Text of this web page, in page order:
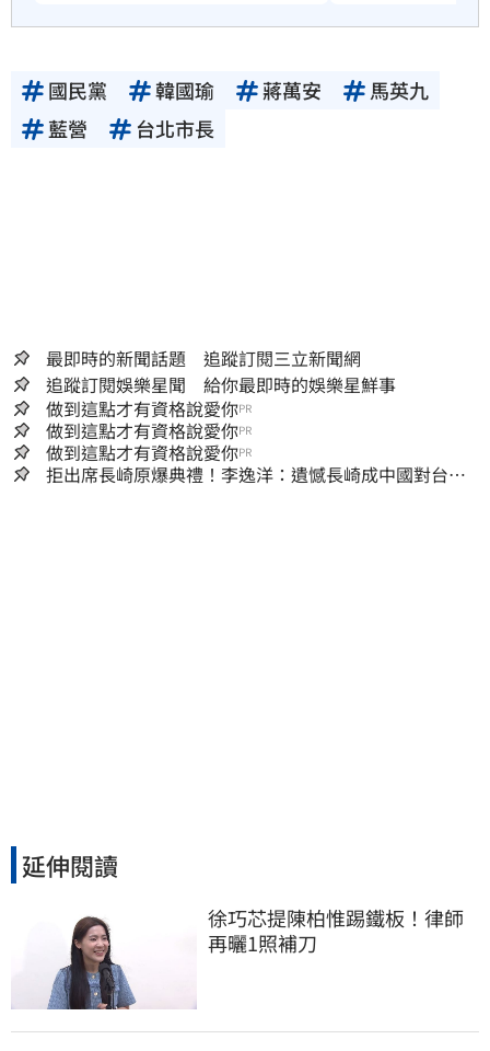
國民黨 韓國瑜 蔣萬安
馬英九
藍營
台北市長
最即時的新聞話題 追蹤訂閱三立新聞網
追蹤訂閱娛樂星聞 給你最即時的娛樂星鮮事
做到這點才有資格說愛你PR
做到這點才有資格說愛你PR
做到這點才有資格說愛你PR
拒出席長崎原爆典禮！李逸洋：遺憾長崎成中國對台實
延伸閱讀
徐巧芯提陳柏惟踢鐵板！律師
再曬1照補刀